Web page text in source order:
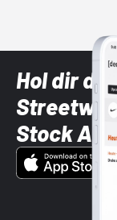
Hol dir
Stock App